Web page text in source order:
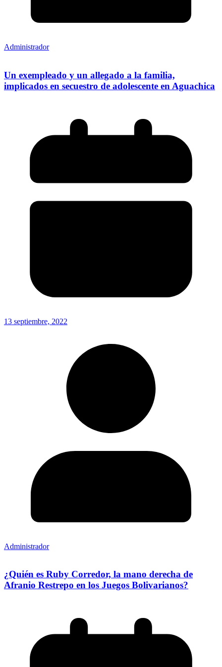
Administrador
Un exempleado y un allegado a la familia,
implicados en secuestro de adolescente en Aguachica
13 septiembre, 2022
Administrador
¿Quién es Ruby Corredor, la mano derecha de
Afranio Restrepo en los Juegos Bolivarianos?